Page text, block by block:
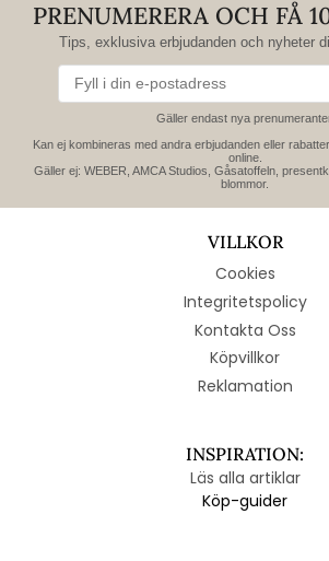
PRENUMERERA OCH FÅ
Tips, exklusiva erbjudanden och nyheter
Gäller endast nya
Kan ej kombineras med andra erbjudanden eller
online.
Gäller ej: WEBER, AMCA Studios, Gåsatoffeln,
blommor.
VILLKOR
Cookies
Integritetspolicy
Kontakta Oss
Köpvillkor
Reklamation
INSPIRATION:
Läs alla artiklar
Köp-guider